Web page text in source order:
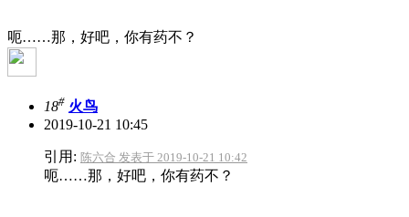
呃……那，好吧，你有药不？
18# 火鸟
2019-10-21 10:45
引用: 陈六合 发表于 2019-10-21 10:42
呃……那，好吧，你有药不？